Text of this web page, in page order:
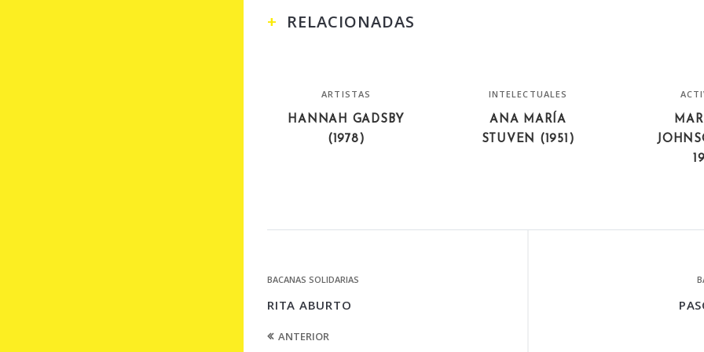
RELACIONADAS
ARTISTAS
HANNAH GADSBY
(1978)
INTELECTUALES
ANA MARÍA
STUVEN (1951)
BACANAS SOLIDARIAS
RITA ABURTO
ANTERIOR